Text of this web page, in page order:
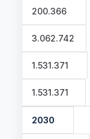
200.366
3.062.742
1.531.371
1.531.371
2030